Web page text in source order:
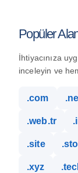
Popüler
İhtiyacınıza
inceleyin ve
.com
.web.tr
.site
.xyz